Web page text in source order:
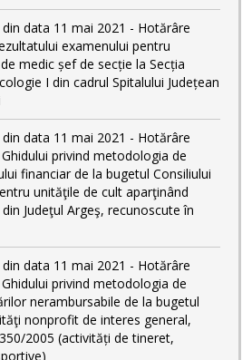
data 11 mai 2021 - Hotărâre
examenului pentru
medic șef de secție la Secția
I din cadrul Spitalului Județean
data 11 mai 2021 - Hotărâre
privind metodologia de
financiar de la bugetul Consiliului
unităţile de cult aparţinând
Judeţul Argeş, recunoscute în
data 11 mai 2021 - Hotărâre
privind metodologia de
nerambursabile de la bugetul
nonprofit de interes general,
2005 (activități de tineret,